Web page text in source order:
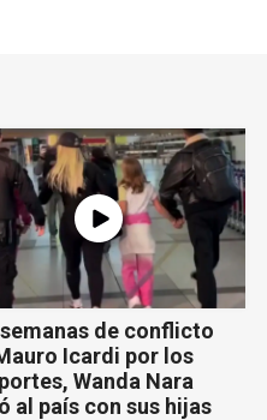
de conflicto
Icardi por los
Wanda Nara
al país con sus hijas